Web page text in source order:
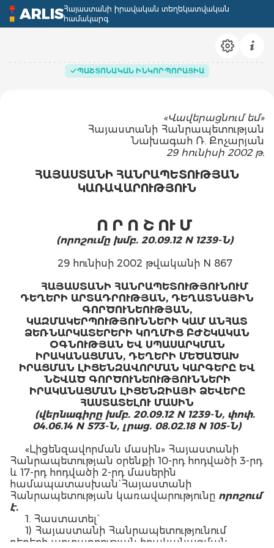
ARLISՀայաստանի իրավական տեղեկատվական
համակարգ
ՊԱՇՏՈՆԱԿԱՆ ԻՆԿՈՐՊՈՐԱՑԻԱ
«Վավերացնում եմ»
Հայաստանի Հանրապետության
Նախագահ Ռ. Քոչարյան
29 հունիսի 2002 թ.
ՀԱՅԱՍՏԱՆԻ ՀԱՆՐԱՊԵՏՈՒԹՅԱՆ
ԿԱՌԱՎԱՐՈՒԹՅՈՒՆ
Ո Ր Ո Շ ՈՒ Մ
(որոշումը խմբ. 20.09.12 N 1239-Ն)
29 հունիսի 2002 թվականի N 867
ՀԱՅԱՍՏԱՆԻ ՀԱՆՐԱՊԵՏՈՒԹՅՈՒՆՈՒՄ
ԴԵՂԵՐԻ ԱՐՏԱԴՐՈՒԹՅԱՆ, ԴԵՂԱՏՆԱՅԻՆ
ԳՈՐԾՈՒՆԵՈՒԹՅԱՆ,
ԿԱԶՄԱԿԵՐՊՈՒԹՅՈՒՆՆԵՐԻ ԿԱՄ ԱՆՀԱՏ
ՁԵՌՆԱՐԿԱՏԵՐԵՐԻ ԿՈՂՄԻՑ ԲԺՇԿԱԿԱՆ
ՕԳՆՈՒԹՅԱՆ ԵՎ ՍՊԱՍԱՐԿՄԱՆ
ԻՐԱԿԱՆԱՑՄԱՆ, ԴԵՂԵՐԻ ՄԵԾԱԾԱԽ
ԻՐԱՑՄԱՆ ԼԻՑԵՆԶԱՎՈՐՄԱՆ ԿԱՐԳԵՐԸ ԵՎ
ՆՇՎԱԾ ԳՈՐԾՈՒՆԵՈՒԹՅՈՒՆՆԵՐԻ
ԻՐԱԿԱՆԱՑՄԱՆ ԼԻՑԵՆԶԻԱՅԻ ՁԵՎԵՐԸ
ՀԱՍՏԱՏԵԼՈՒ ՄԱՍԻՆ
(վերնագիրը խմբ. 20.09.12 N 1239-Ն, փոփ.
04.06.14 N 573-Ն, լրաց. 08.02.18 N 105-Ն)
«Լիցենզավորման մասին» Հայաստանի
Հանրապետության օրենքի 10-րդ հոդվածի 3-րդ
և 17-րդ հոդվածի 2-րդ մասերին
համապատասխան` Հայաստանի
Հանրապետության կառավարությունը որոշում
է.
1. Հաստատել`
1) Հայաստանի Հանրապետությունում
դեղերի արտադրության իրականացման